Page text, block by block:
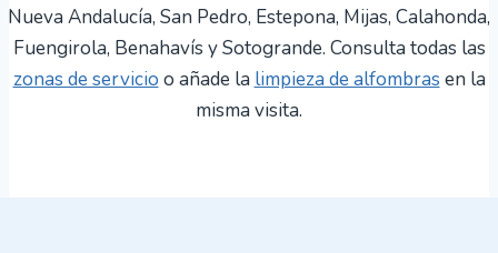
Nueva Andalucía, San Pedro, Estepona, Mijas, Calahonda,
Fuengirola, Benahavís y Sotogrande. Consulta todas las
zonas de servicio o añade la limpieza de alfombras en la
misma visita.